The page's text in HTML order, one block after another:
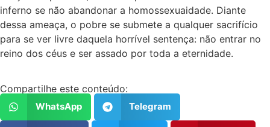
inferno se não abandonar a homossexuaidade. Diante
dessa ameaça, o pobre se submete a qualquer sacrifício
para se ver livre daquela horrível sentença: não entrar no
reino dos céus e ser assado por toda a eternidade.
Compartilhe este conteúdo:
WhatsApp Telegram